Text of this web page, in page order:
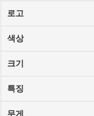
로고
색상
크기
특징
무게